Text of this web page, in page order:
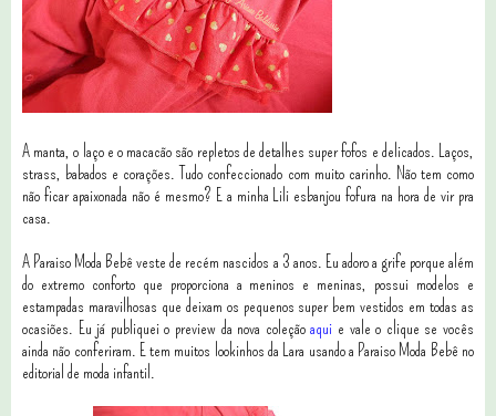
A manta, o laço e o macacão são repletos de detalhes super fofos e delicados. Laços,
strass, babados e corações. Tudo confeccionado com muito carinho. Não tem como
não ficar apaixonada não é mesmo? E a minha Lili esbanjou fofura na hora de vir pra
casa.
A Paraiso Moda Bebê veste de recém nascidos a 3 anos. Eu adoro a grife porque além
do extremo conforto que proporciona a meninos e meninas, possui modelos e
estampadas maravilhosas que deixam os pequenos super bem vestidos em todas as
ocasiões. Eu já publiquei o preview da nova coleçãoaqui e vale o clique se vocês
ainda não conferiram. E tem muitos lookinhos da Lara usando a Paraiso Moda Bebê no
editorial de moda infantil.